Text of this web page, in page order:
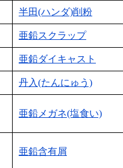
半田(ハンダ)削粉
亜鉛スクラップ
亜鉛ダイキャスト
丹入(たんにゅう)
亜鉛メガネ(塩食い)
亜鉛含有屑